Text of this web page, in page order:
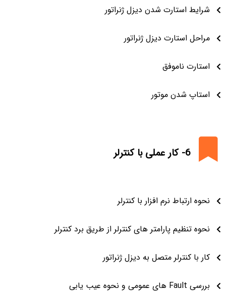
شرایط استارت شدن دیزل ژنراتور
مراحل استارت دیزل ژنراتور
استارت ناموفق
استاپ شدن موتور
6- کار عملی با کنترلر
نحوه ارتباط نرم افزار با کنترلر
نحوه تنظیم پارامتر های کنترلر از طریق برد کنترلر
کار با کنترلر متصل به دیزل ژنراتور
بررسی Fault های عمومی و نحوه عیب یابی